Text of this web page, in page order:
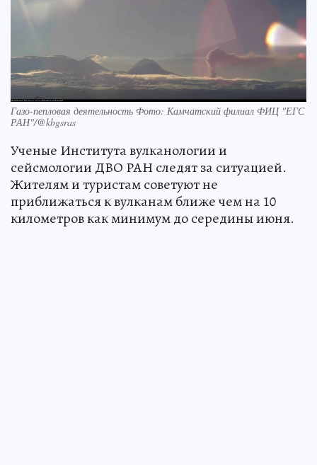
Газо-пепловая деятельность Фото: Камчатский филиал ФИЦ "ЕГС
РАН"/@kbgsras
Ученые Института вулканологии и
сейсмологии ДВО РАН следят за ситуацией.
Жителям и туристам советуют не
приближаться к вулканам ближе чем на 10
километров как минимум до середины июня.